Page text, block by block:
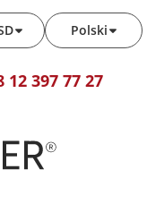
Polski
12 397 77 27